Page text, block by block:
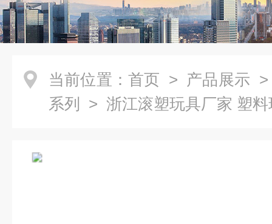
当前位置： 首页 > 产品展示
系列
> 浙江滚塑玩具厂家 塑